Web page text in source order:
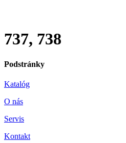
737, 738
Podstránky
Katalóg
O nás
Servis
Kontakt